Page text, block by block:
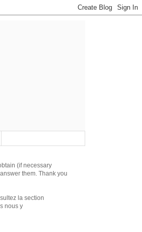
(if necessary
them. Thank you
la section
nous y